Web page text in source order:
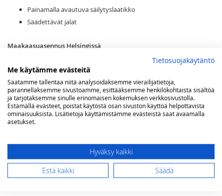
Painamalla avautuva säilytyslaatikko
Säädettävät jalat
Maakaasuasennus Helsingissä
Kaasun tyyppi
LISÄÄ TOIVELISTAAN
Tietosuojakäytäntö
Me käytämme evästeitä
Saatamme tallentaa niitä analysoidaksemme vierailijatietoja,
parannellaksemme sivustoamme, esittääksemme henkilökohtaista sisältöä
ja tarjotaksemme sinulle erinomaisen kokemuksen verkkosivustolla.
Estämällä evästeet, poistat käytöstä osan sivuston käyttöä helpottavista
ominaisuuksista. Lisätietoja käyttämistämme evästeistä saat avaamalla
asetukset.
Hyväksy kaikki
Estä kaikki Säädä